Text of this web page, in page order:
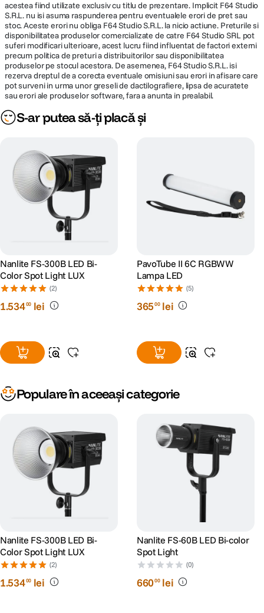
acestea fiind utilizate exclusiv cu titlu de prezentare. Implicit F64 Studio
S.R.L. nu isi asuma raspunderea pentru eventualele erori de pret sau
stoc. Aceste erori nu obliga F64 Studio S.R.L. la nicio actiune. Preturile si
disponibilitatea produselor comercializate de catre F64 Studio SRL pot
suferi modificari ulterioare, acest lucru fiind influentat de factori externi
precum politica de preturi a distribuitorilor sau disponibilitatea
produselor pe stocul acestora. De asemenea, F64 Studio S.R.L. isi
rezerva dreptul de a corecta eventuale omisiuni sau erori in afisare care
pot surveni in urma unor greseli de dactilografiere, lipsa de acuratete
sau erori ale produselor software, fara a anunta in prealabil.
S-ar putea să-ți placă și
Nanlite FS-300B LED Bi-
Color Spot Light LUX
(2)
1.53400 lei
PavoTube II 6C RGBWW
Lampa LED
(5)
36500 lei
Populare în aceeași categorie
Nanlite FS-300B LED Bi-
Color Spot Light LUX
(2)
1.53400 lei
Nanlite FS-60B LED Bi-color
Spot Light
(0)
66000 lei